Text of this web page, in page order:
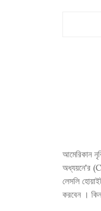
আমেরিকান
অধ্যয়নে'র
লেসলি
করবেন ।